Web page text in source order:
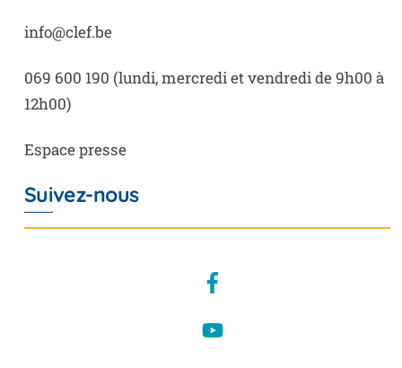
info@clef.be
069 600 190 (lundi, mercredi et vendredi de 9h00 à
12h00)
Espace presse
Suivez-nous
Facebook
YouTube